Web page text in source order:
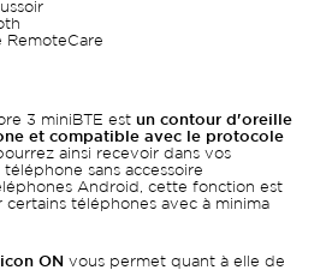
RemoteCare
3 miniBTE est un contour d'oreille
et compatible avec le protocole
ainsi recevoir dans vos
sans accessoire
Android, cette fonction est
téléphones avec à minima
ON vous permet quant à elle de